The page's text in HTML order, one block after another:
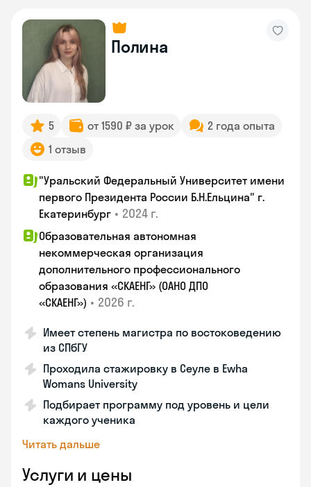
Полина
5 от 1590 ₽ за урок
2 года опыта
1 отзыв
"Уральский Федеральный Университет имени
первого Президента России Б.Н.Ельцина" г.
Екатеринбург • 2024 г.
Образовательная автономная
некоммерческая организация
дополнительного профессионального
образования «СКАЕНГ» (ОАНО ДПО
«СКАЕНГ») • 2026 г.
Имеет степень магистра по востоковедению
из СПбГУ
Проходила стажировку в Сеуле в Ewha
Womans University
Подбирает программу под уровень и цели
каждого ученика
Читать дальше
Услуги и цены